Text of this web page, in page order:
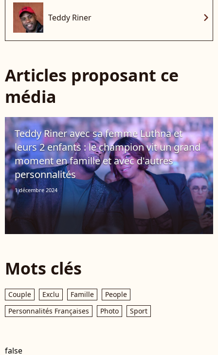
Teddy Riner chevron_right
Articles proposant ce
média
Teddy Riner avec sa femme Luthna et
leurs 2 enfants : le champion vit un grand
moment en famille et avec d'autres
personnalités
1 décembre 2024
Mots clés
Couple Exclu Famille
People
Personnalités Françaises
Photo Sport
false